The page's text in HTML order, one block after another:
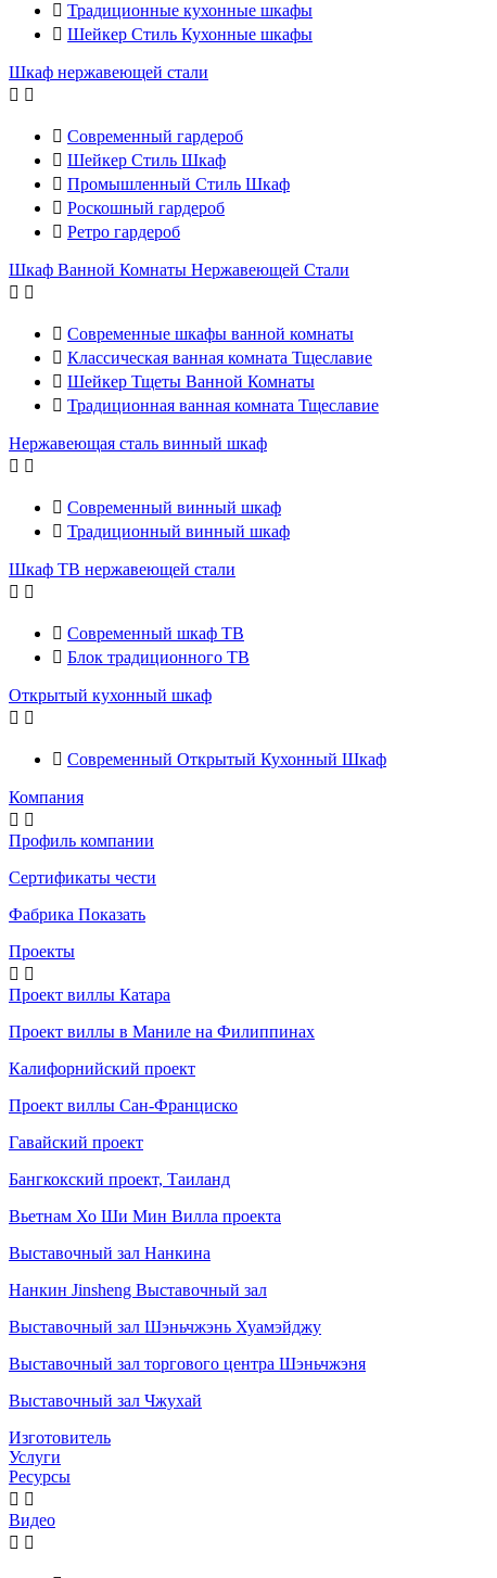
 Традиционные кухонные шкафы
 Шейкер Стиль Кухонные шкафы
Шкаф нержавеющей стали
 
 Современный гардероб
 Шейкер Стиль Шкаф
 Промышленный Стиль Шкаф
 Роскошный гардероб
 Ретро гардероб
Шкаф Ванной Комнаты Нержавеющей Стали
 
 Современные шкафы ванной комнаты
 Классическая ванная комната Тщеславие
 Шейкер Тщеты Ванной Комнаты
 Традиционная ванная комната Тщеславие
Нержавеющая сталь винный шкаф
 
 Современный винный шкаф
 Традиционный винный шкаф
Шкаф ТВ нержавеющей стали
 
 Современный шкаф ТВ
 Блок традиционного ТВ
Открытый кухонный шкаф
 
 Современный Открытый Кухонный Шкаф
Компания
 
Профиль компании
Сертификаты чести
Фабрика Показать
Проекты
 
Проект виллы Катара
Проект виллы в Маниле на Филиппинах
Калифорнийский проект
Проект виллы Сан-Франциско
Гавайский проект
Бангкокский проект, Таиланд
Вьетнам Хо Ши Мин Вилла проекта
Выставочный зал Нанкина
Нанкин Jinsheng Выставочный зал
Выставочный зал Шэньчжэнь Хуамэйджу
Выставочный зал торгового центра Шэньчжэня
Выставочный зал Чжухай
Изготовитель
Услуги
Ресурсы
 
Видео
 